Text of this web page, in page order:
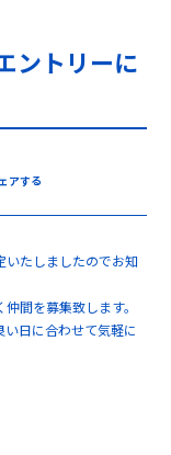
ントリーに
アする
いたしましたのでお知
間を募集致します。
日に合わせて気軽に